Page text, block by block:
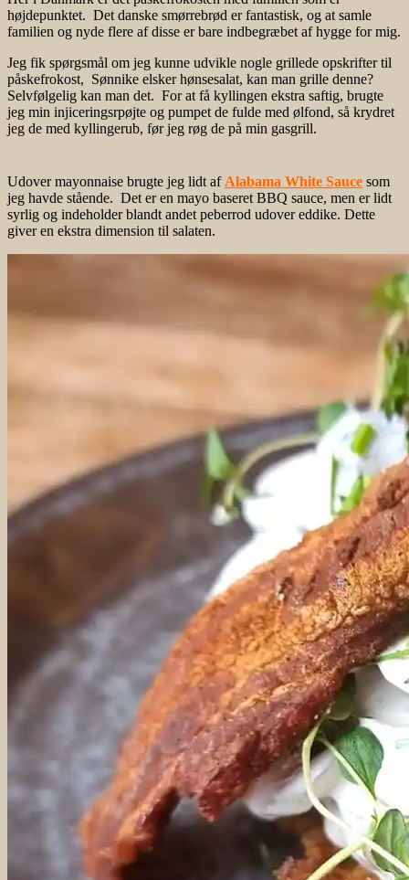
højdepunktet. Det danske smørrebrød er fantastisk, og at samle
familien og nyde flere af disse er bare indbegræbet af hygge for mig.
Jeg fik spørgsmål om jeg kunne udvikle nogle grillede opskrifter til
påskefrokost, Sønnike elsker hønsesalat, kan man grille denne?
Selvfølgelig kan man det. For at få kyllingen ekstra saftig, brugte
jeg min injiceringsrpøjte og pumpet de fulde med ølfond, så krydret
jeg de med kyllingerub, før jeg røg de på min gasgrill.
Udover mayonnaise brugte jeg lidt af Alabama White Sauce som
jeg havde stående. Det er en mayo baseret BBQ sauce, men er lidt
syrlig og indeholder blandt andet peberrod udover eddike. Dette
giver en ekstra dimension til salaten.